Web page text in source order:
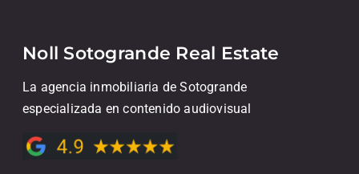
Noll Sotogrande Real Estate
La agencia inmobiliaria de Sotogrande
especializada en contenido audiovisual